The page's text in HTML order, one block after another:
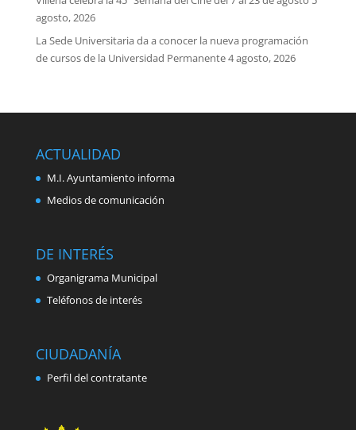
agosto, 2026
La Sede Universitaria da a conocer la nueva programación
de cursos de la Universidad Permanente4 agosto, 2026
ACTUALIDAD
M.I. Ayuntamiento informa
Medios de comunicación
DE INTERÉS
Organigrama Municipal
Teléfonos de interés
CIUDADANÍA
Perfil del contratante